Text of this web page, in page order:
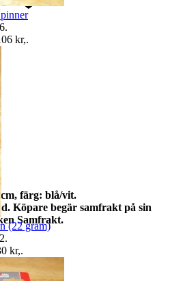
färg: blå/vit.
Köpare begär samfrakt på sin
Samfrakt.
.
kr,.
(22 gram)
.
kr,.